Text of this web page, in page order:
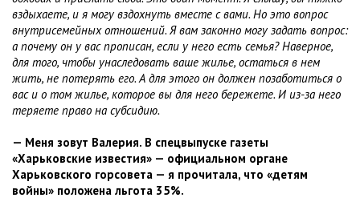
вздыхаете, и я могу вздохнуть вместе с вами. Но это вопрос
внутрисемейных отношений. Я вам законно могу задать вопрос:
а почему он у вас прописан, если у него есть семья? Наверное,
для того, чтобы унаследовать ваше жилье, остаться в нем
жить, не потерять его. А для этого он должен позаботиться о
вас и о том жилье, которое вы для него бережете. И из-за него
теряете право на субсидию.
— Меня зовут Валерия. В спецвыпуске газеты
«Харьковские известия» — официальном органе
Харьковского горсовета — я прочитала, что «детям
войны» положена льгота 35%.